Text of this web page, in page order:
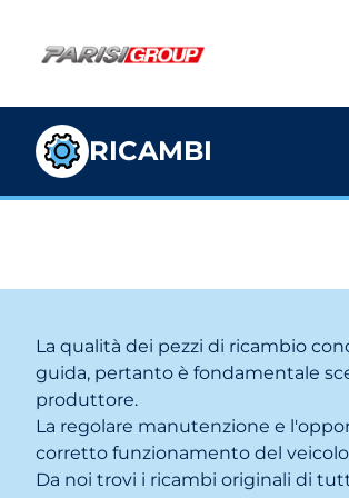
RICAMBI
La qualità dei pezzi di ricambio
guida, pertanto è fondamentale
produttore.
La regolare manutenzione e
corretto funzionamento del veicolo
Da noi trovi i ricambi originali di